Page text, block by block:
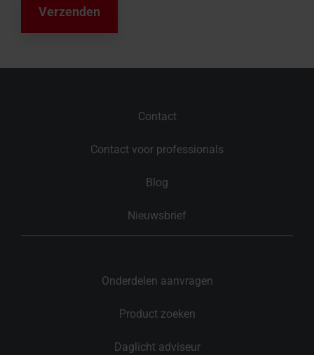
Contact
Contact voor professionals
Blog
Nieuwsbrief
Onderdelen aanvragen
Product zoeken
Daglicht adviseur